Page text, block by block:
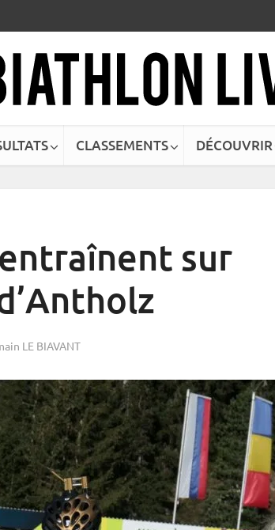
CLASSEMENTS DÉCOUVRIR
sur
LE BIAVANT